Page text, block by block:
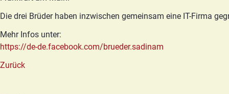
Die drei Brüder haben inzwischen gemeinsam eine IT-Firma
Mehr Infos unter:
https://de-de.facebook.com/brueder.sadinam
Zurück